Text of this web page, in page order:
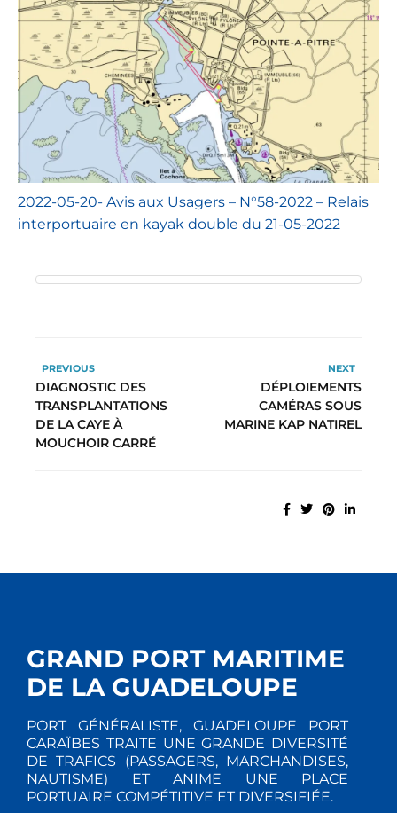
2022-05-20- Avis aux Usagers – N°58-2022 – Relais
interportuaire en kayak double du 21-05-2022
PREVIOUS
DIAGNOSTIC DES
TRANSPLANTATIONS
DE LA CAYE À
MOUCHOIR CARRÉ
NEXT
DÉPLOIEMENTS
CAMÉRAS SOUS
MARINE KAP NATIREL
GRAND PORT MARITIME
DE LA GUADELOUPE
PORT GÉNÉRALISTE, GUADELOUPE PORT
CARAÏBES TRAITE UNE GRANDE DIVERSITÉ
DE TRAFICS (PASSAGERS, MARCHANDISES,
NAUTISME) ET ANIME UNE PLACE
PORTUAIRE COMPÉTITIVE ET DIVERSIFIÉE.